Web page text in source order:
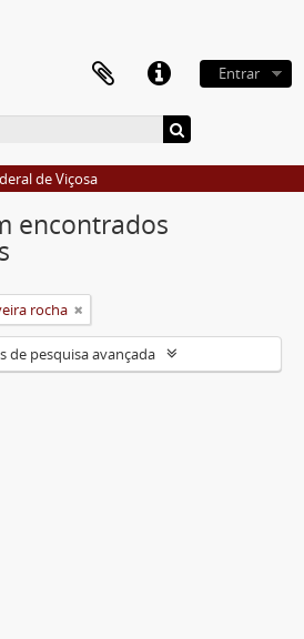
Entrar
de Viçosa
encontrados
rocha
de pesquisa avançada